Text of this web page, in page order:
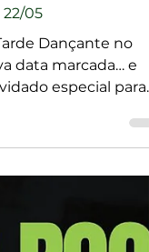
05
Dançante no
especial para
inesquecível no